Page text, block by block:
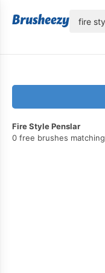
Fire Style Penslar
0 free brushes matching